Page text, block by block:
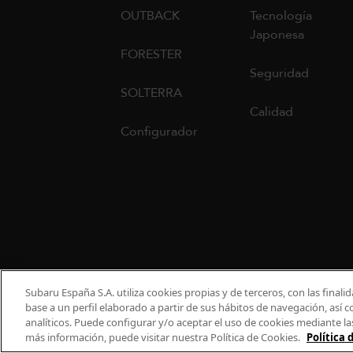
OUTBACK
FORESTER
SOLTERRA
Configurador
Tecnología
Japonesa
Seguridad
Calidad
900 440 044 cac.subaru@subaru.es Aviso Legal Política
Subaru España S.A. utiliza cookies propias y de terceros, con las
base a un perfil elaborado a partir de sus hábitos de navegación, así
analíticos. Puede configurar y/o aceptar el uso de cookies mediante
más información, puede visitar nuestra Política de Cookies. Política